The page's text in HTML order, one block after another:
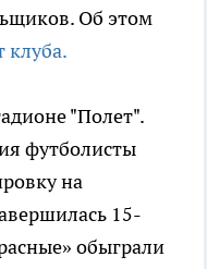
Об этом
клуба.
"Полет".
футболисты
на
15-
обыграли